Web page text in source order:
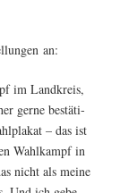
an:
im Land­kreis,
ger­ne bestä­ti­
– das ist
Wahl­kampf in
nicht als mei­ne